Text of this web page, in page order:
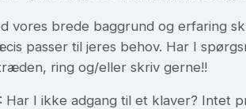
vores brede baggrund og erfaring
passer til jeres behov. Har I
ring og/eller skriv gerne!!
Har I ikke adgang til et klaver? Intet